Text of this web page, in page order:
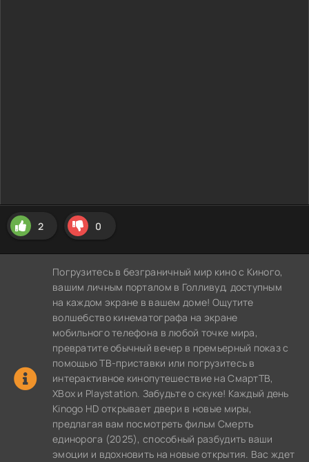
2 0
Погрузитесь в безграничный мир кино с Киного,
вашим личным порталом в Голливуд, доступным
на каждом экране в вашем доме! Ощутите
волшебство кинематографа на экране
мобильного телефона в любой точке мира,
превратите обычный вечер в премьерный показ с
помощью ТВ-приставки или погрузитесь в
интерактивное кинопутешествие на СмартТВ,
XBox и Playstation. Забудьте о скуке! Каждый день
Kinogo HD открывает двери в новые миры,
предлагая вам посмотреть фильм Смерть
единорога (2025), способный разбудить ваши
эмоции и вдохновить на новые открытия. Вас ждет